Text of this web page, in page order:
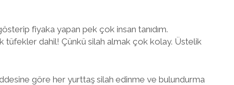
fiyaka yapan pek çok insan tanıdım.
dahil! Çünkü silah almak çok kolay. Üstelik
göre her yurttaş silah edinme ve bulundurma